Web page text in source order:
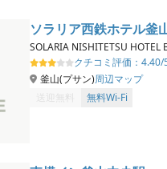
ソラリア西鉄ホテル釜
SOLARIA NISHITETSU HOTEL
クチコミ評価： 4.40/
釜山(プサン)周辺マップ
送迎無料
無料Wi-Fi